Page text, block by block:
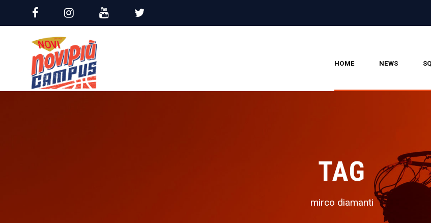
HOME NEWS
TAG
mirco diamanti